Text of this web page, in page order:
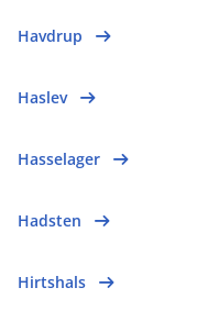
Havdrup
Haslev
Hasselager
Hadsten
Hirtshals